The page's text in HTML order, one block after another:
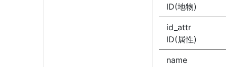
ID(地物)
id_attr
ID(属性)
name